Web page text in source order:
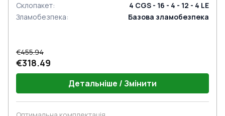
Склопакет:
4 CGS - 16 - 4 - 12 - 4 LE
Зламобезпека: Базова зламобезпека
€455.94
€318.49
Детальніше / Змінити